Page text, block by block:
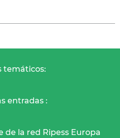
temáticos:
entradas :
de la red Ripess Europa